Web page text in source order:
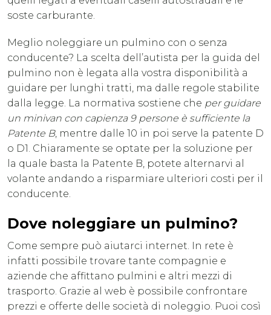
soste carburante.
Meglio noleggiare un pulmino con o senza
conducente? La scelta dell’autista per la guida del
pulmino non è legata alla vostra disponibilità a
guidare per lunghi tratti, ma dalle regole stabilite
dalla legge. La normativa sostiene che per guidare
un minivan con capienza 9 persone è sufficiente la
Patente B, mentre dalle 10 in poi serve la patente D
o D1. Chiaramente se optate per la soluzione per
la quale basta la Patente B, potete alternarvi al
volante andando a risparmiare ulteriori costi per il
conducente.
Dove noleggiare un pulmino?
Come sempre può aiutarci internet. In rete è
infatti possibile trovare tante compagnie e
aziende che affittano pulmini e altri mezzi di
trasporto. Grazie al web è possibile confrontare
prezzi e offerte delle società di noleggio. Puoi così